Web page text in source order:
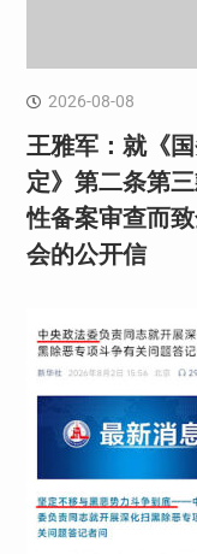
2026-08-08
王雅军：就《
定》第二条第
性备案审查而
会的公开信